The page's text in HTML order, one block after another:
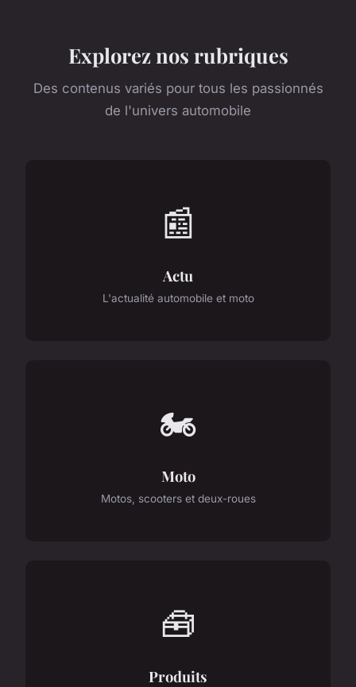
Explorez nos rubriques
Des contenus variés pour tous les passionnés
de l'univers automobile
📰
Actu
L'actualité automobile et moto
🏍️
Moto
Motos, scooters et deux-roues
🧰
Produits